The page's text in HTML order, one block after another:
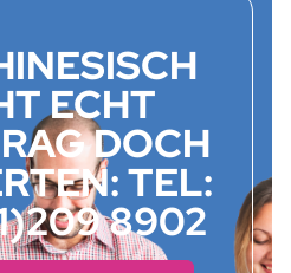
ECHT
DOCH
TEL:
8902